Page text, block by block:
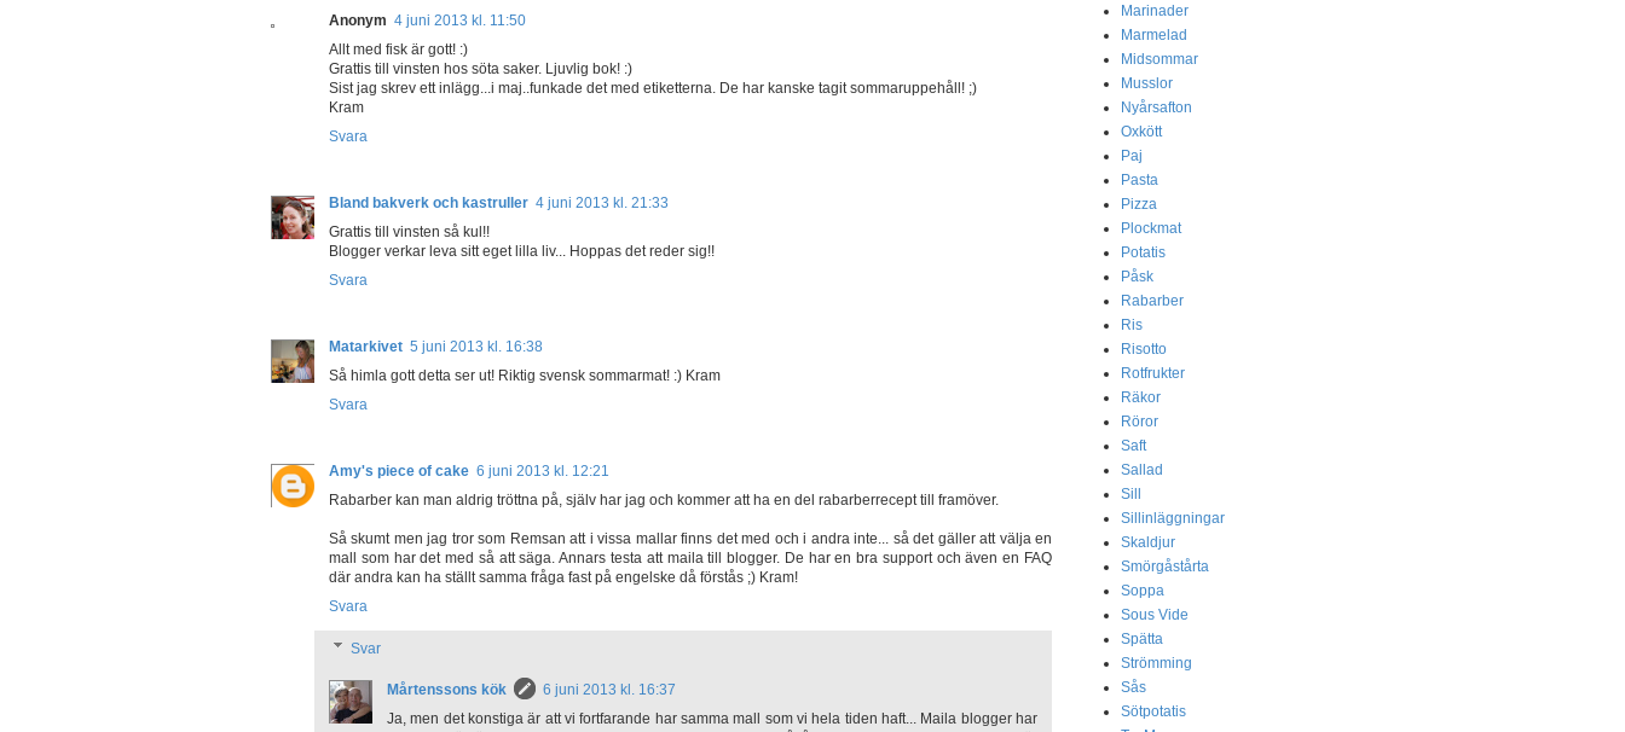
Anonym 4 juni 2013 kl. 11:50
Allt med fisk är gott! :)
Grattis till vinsten hos söta saker. Ljuvlig bok! :)
Sist jag skrev ett inlägg...i maj..funkade det med etiketterna. De har kanske tagit sommaruppehåll! ;)
Kram
Svara
Bland bakverk och kastruller 4 juni 2013 kl. 21:33
Grattis till vinsten så kul!!
Blogger verkar leva sitt eget lilla liv... Hoppas det reder sig!!
Svara
Matarkivet 5 juni 2013 kl. 16:38
Så himla gott detta ser ut! Riktig svensk sommarmat! :) Kram
Svara
Amy's piece of cake 6 juni 2013 kl. 12:21
Rabarber kan man aldrig tröttna på, själv har jag och kommer att ha en del rabarberrecept till framöver.
Så skumt men jag tror som Remsan att i vissa mallar finns det med och i andra inte... så det gäller att välja en
mall som har det med så att säga. Annars testa att maila till blogger. De har en bra support och även en FAQ
där andra kan ha ställt samma fråga fast på engelske då förstås ;) Kram!
Svara
Svar
Mårtenssons kök
6 juni 2013 kl. 16:37
Ja, men det konstiga är att vi fortfarande har samma mall som vi hela tiden haft... Maila blogger har
Marinader
Marmelad
Midsommar
Musslor
Nyårsafton
Oxkött
Paj
Pasta
Pizza
Plockmat
Potatis
Påsk
Rabarber
Ris
Risotto
Rotfrukter
Räkor
Röror
Saft
Sallad
Sill
Sillinläggningar
Skaldjur
Smörgåstårta
Soppa
Sous Vide
Spätta
Strömming
Sås
Sötpotatis